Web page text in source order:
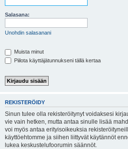
Salasana:
Unohdin salasanani
Muista minut
Piilota käyttäjätunnukseni tällä kertaa
REKISTERÖIDY
Sinun tulee olla rekisteröitynyt voidaksesi
vie vain hetken, mutta antaa sinulle lisää
voi myös antaa erityisoikeuksia
käyttöehtomme ja siihen liittyvät käytännöt
lukea keskustelufoorumin säännöt.